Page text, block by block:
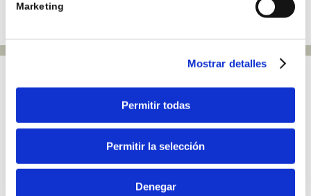
Marketing
Mostrar detalles
Permitir todas
Permitir la selección
Denegar
CARACTERÍSTICAS